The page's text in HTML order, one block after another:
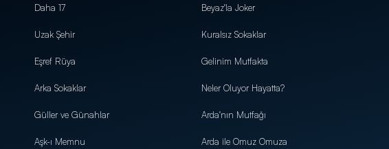
Daha 17
Uzak Şehir
Eşref Rüya
Arka Sokaklar
Güller ve Günahlar
Aşk-ı Memnu
Beyaz'la Joker
Kuralsız Sokaklar
Gelinim Mutfakta
Neler Oluyor Hayatta?
Arda'nın Mutfağı
Arda ile Omuz Omuza